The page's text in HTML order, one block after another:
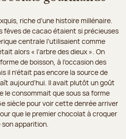
riche d’une histoire millénaire.
fèves de cacao étaient si précieuses
centrale l’utilisaient comme
alors « l’arbre des dieux ». On
de boisson, à l’occasion des
il n’était pas encore la source de
aujourd’hui. Il avait plutôt un goût
le consommait que sous sa forme
siècle pour voir cette denrée arriver
que le premier chocolat à croquer
apparition.